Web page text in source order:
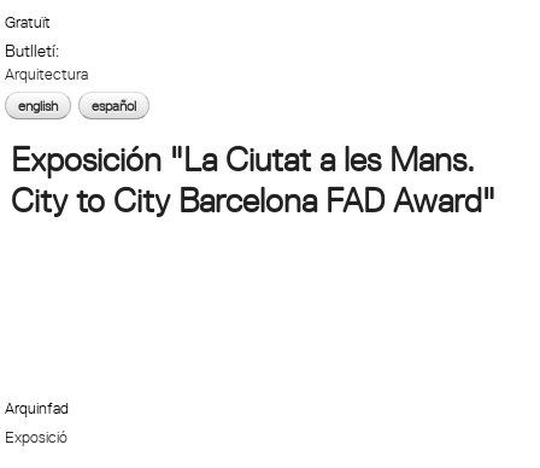
Gratuït
Butlletí:
Arquitectura
english español
Exposición "La Ciutat a les Mans.
City to City Barcelona FAD Award"
Arquinfad
Exposició